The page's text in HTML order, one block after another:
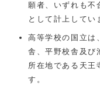
願者、いずれも不
として計上してい
高等学校の国立は
舎、平野校舎及び
所在地である天王
す。